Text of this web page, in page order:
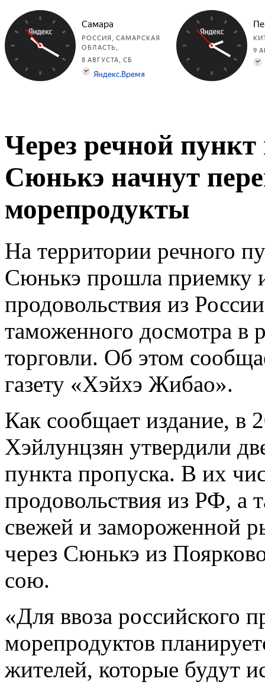
Через речной
Сюнькэ начнут
морепродукты
На территории речного
Сюнькэ прошла приемку
продовольствия из
таможенного досмотра в
торговли. Об этом
газету «Хэйхэ Жибао».
Как сообщает издание, в
Хэйлунцзян утвердили
пункта пропуска. В их
продовольствия из РФ, а
свежей и замороженной
через Сюнькэ из
сою.
«Для ввоза российского
морепродуктов
жителей, которые будут